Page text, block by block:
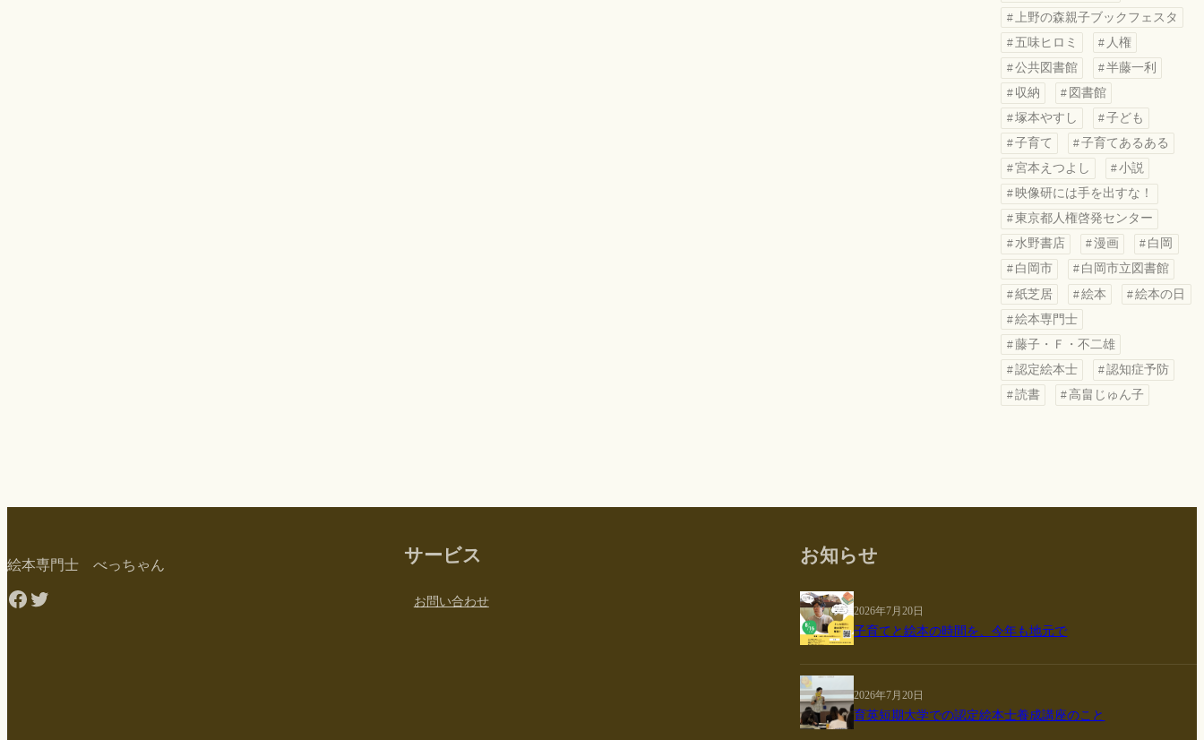
上野の森親子ブックフェスタ
五味ヒロミ
人権
公共図書館
半藤一利
収納
図書館
塚本やすし
子ども
子育て
子育てあるある
宮本えつよし
小説
映像研には手を出すな！
東京都人権啓発センター
水野書店
漫画
白岡
白岡市
白岡市立図書館
紙芝居
絵本
絵本の日
絵本専門士
藤子・Ｆ・不二雄
認定絵本士
認知症予防
読書
高畠じゅん子
絵本専門士 べっちゃん
Facebook
Twitter
サービス
お問い合わせ
お知らせ
2026年7月20日
子育てと絵本の時間を、今年も地元で
2026年7月20日
育英短期大学での認定絵本士養成講座のこと